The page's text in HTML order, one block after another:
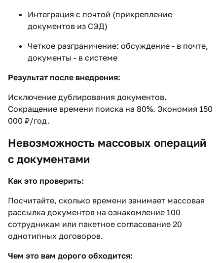
Интеграция с почтой (прикрепление
документов из СЭД)
Четкое разграничение: обсуждение - в почте,
документы - в системе
Результат после внедрения:
Исключение дублирования документов.
Сокращение времени поиска на 80%. Экономия 150
000 ₽/год.
Невозможность массовых операций
с документами
Как это проверить:
Посчитайте, сколько времени занимает массовая
рассылка документов на ознакомление 100
сотрудникам или пакетное согласование 20
однотипных договоров.
Чем это вам дорого обходится: